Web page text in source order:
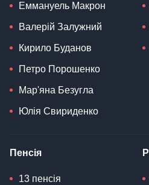
Еммануель Макрон
Валерій Залужний
Кирило Буданов
Петро Порошенко
Мар'яна Безугла
Юлія Свириденко
Пенсія
13 пенсія